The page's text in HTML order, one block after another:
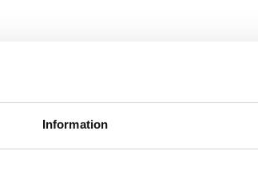
Information
från
för
är det perfekta valet för användare med